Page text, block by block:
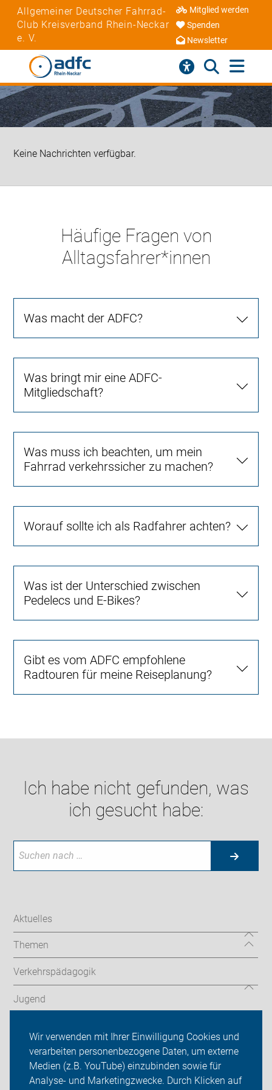
Wir verwenden mit Ihrer Einwilligung Cookies und
verarbeiten personenbezogene Daten, um externe
Medien (z.B. YouTube) einzubinden sowie für
Analyse- und Marketingzwecke. Durch Klicken auf
Allgemeiner Deutscher Fahrrad-
Club Kreisverband Rhein-Neckar
e. V.
Mitglied werden
Spenden
Newsletter
Keine Nachrichten verfügbar.
Häufige Fragen von
Alltagsfahrer*innen
Was macht der ADFC?
Was bringt mir eine ADFC-
Mitgliedschaft?
Was muss ich beachten, um mein
Fahrrad verkehrssicher zu machen?
Worauf sollte ich als Radfahrer achten?
Was ist der Unterschied zwischen
Pedelecs und E-Bikes?
Gibt es vom ADFC empfohlene
Radtouren für meine Reiseplanung?
Ich habe nicht gefunden, was
ich gesucht habe:
Aktuelles
Themen
Verkehrspädagogik
Jugend
ADFC Rhein-Neckar
Sei dabei